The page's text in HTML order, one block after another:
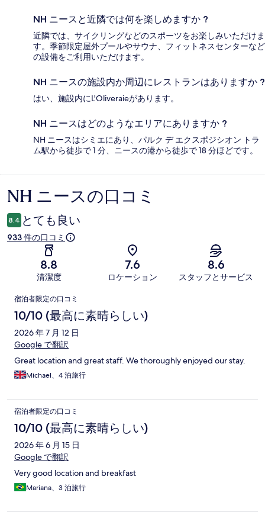
NH ニースと近隣では何を楽しめますか ?
近隣では、サイクリングなどのスポーツをお楽しみいただけま
す。季節限定屋外プールやサウナ、フィットネスセンターなど
の設備をご利用いただけます。
NH ニースの施設内か周辺にレストランはありますか ?
はい、施設内にL'Oliveraieがあります。
NH ニースはどのようなエリアにありますか ?
NH ニースはシミエにあり、パルク デ エクスポジシオン トラ
ム駅から徒歩で 1 分、ニースの港から徒歩で 18 分ほどです。
口
コ
ミ
NH ニースの口コミ
8.4 とても良い
933 件の口コミ
8.8
清潔度
7.6
ロケーション
8.6
スタッフとサービス
口
コ
ミ
宿泊者限定の口コミ
10/10 (最高に素晴らしい)
2026 年 7 月 12 日
Google で翻訳
Great location and great staff. We thoroughly enjoyed our stay.
Michael、4 泊旅行
宿泊者限定の口コミ
10/10 (最高に素晴らしい)
2026 年 6 月 15 日
Google で翻訳
Very good location and breakfast
Mariana、3 泊旅行